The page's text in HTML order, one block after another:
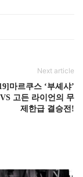
Next article
마르쿠스 ‘부셰샤’
고든 라이언의 무
제한급 결승전!